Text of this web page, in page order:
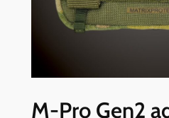
M-Pro Gen2